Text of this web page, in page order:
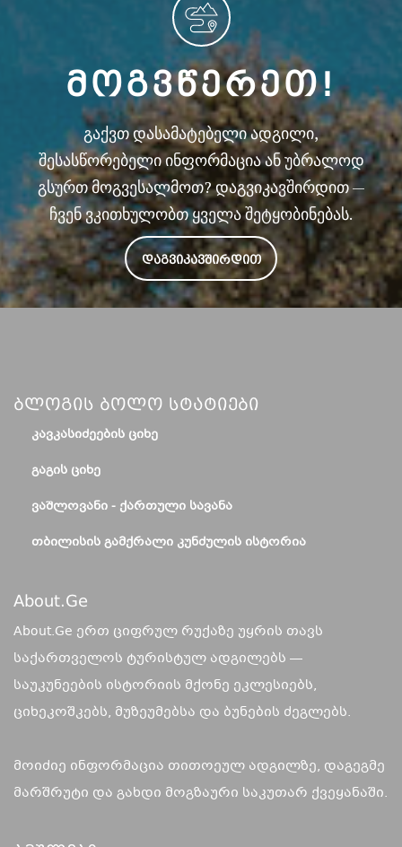
ᲛᲝᲒᲕᲬᲔᲠᲔᲗ!
გაქვთ დასამატებელი ადგილი,
შესასწორებელი ინფორმაცია ან უბრალოდ
გსურთ მოგვესალმოთ? დაგვიკავშირდით —
ჩვენ ვკითხულობთ ყველა შეტყობინებას.
ᲓᲐᲒᲕᲘᲙᲐᲕᲨᲘᲠᲓᲘᲗ
Ბლოგის Ბოლო Სტატიები
ᲙᲐᲕᲙᲐᲡᲘᲫᲔᲔᲑᲘᲡ ᲪᲘᲮᲔ
ᲒᲐᲒᲘᲡ ᲪᲘᲮᲔ
ᲕᲐᲨᲚᲝᲕᲐᲜᲘ - ᲥᲐᲠᲗᲣᲚᲘ ᲡᲐᲕᲐᲜᲐ
ᲗᲑᲘᲚᲘᲡᲘᲡ ᲒᲐᲛᲥᲠᲐᲚᲘ ᲙᲣᲜᲫᲣᲚᲘᲡ ᲘᲡᲢᲝᲠᲘᲐ
About.ge
About.Ge ერთ ციფრულ რუქაზე უყრის თავს
საქართველოს ტურისტულ ადგილებს —
საუკუნეების ისტორიის მქონე ეკლესიებს,
ციხეკოშკებს, მუზეუმებსა და ბუნების ძეგლებს.
მოიძიე ინფორმაცია თითოეულ ადგილზე, დაგეგმე
მარშრუტი და გახდი მოგზაური საკუთარ ქვეყანაში.